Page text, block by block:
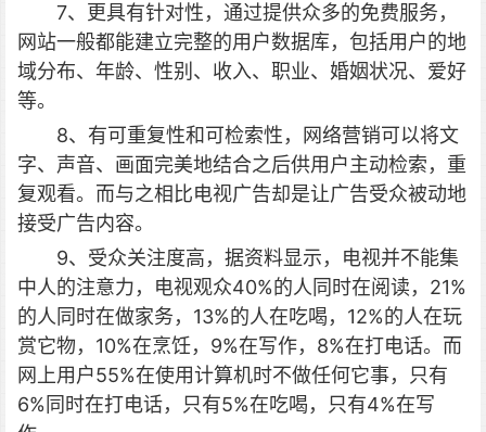
7、更具有针对性，通过提供众多的免费服务，
网站一般都能建立完整的用户数据库，包括用户的地
域分布、年龄、性别、收入、职业、婚姻状况、爱好
等。
8、有可重复性和可检索性，网络营销可以将文
字、声音、画面完美地结合之后供用户主动检索，重
复观看。而与之相比电视广告却是让广告受众被动地
接受广告内容。
9、受众关注度高，据资料显示，电视并不能集
中人的注意力，电视观众40%的人同时在阅读，21%
的人同时在做家务，13%的人在吃喝，12%的人在玩
赏它物，10%在烹饪，9%在写作，8%在打电话。而
网上用户55%在使用计算机时不做任何它事，只有
6%同时在打电话，只有5%在吃喝，只有4%在写